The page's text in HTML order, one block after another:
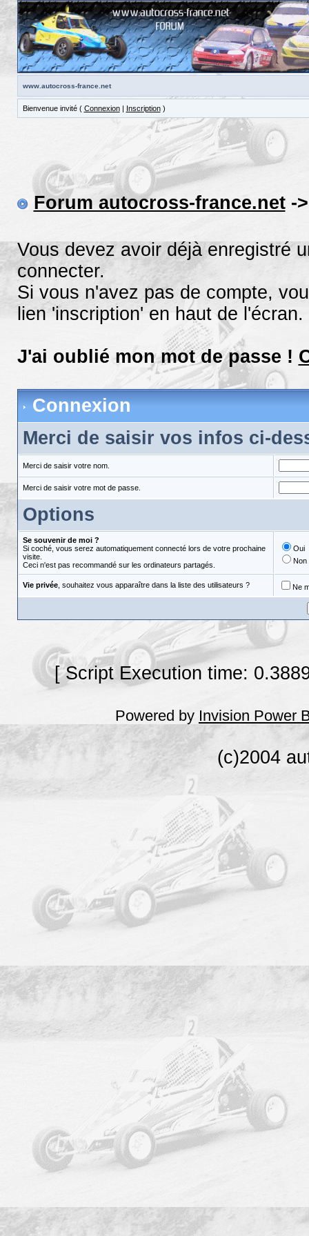
www.autocross-france.net
Bienvenue invité ( Connexion| Inscription)
Forum autocross-france.net->
Vous devez avoir déjà enregistré
connecter.
Si vous n'avez pas de compte,
lien 'inscription' en haut de l'écran.
J'ai oublié mon mot de passe !
Connexion
Merci de saisir vos infos ci-
Merci de saisir votre nom.
Merci de saisir votre mot de passe.
Options
Se souvenir de moi ?
Si coché, vous serez automatiquement connecté lors de votre prochaine
visite.
Ceci n'est pas recommandé sur les ordinateurs partagés.
Oui
Non
Vie privée, souhaitez vous apparaître dans la liste des utilisateurs ? Ne
[ Script Execution time:
Powered by Invision Power
(c)2004